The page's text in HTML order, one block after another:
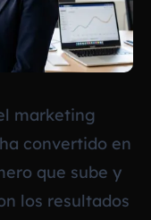
marketing
convertido en
que sube y
los resultados